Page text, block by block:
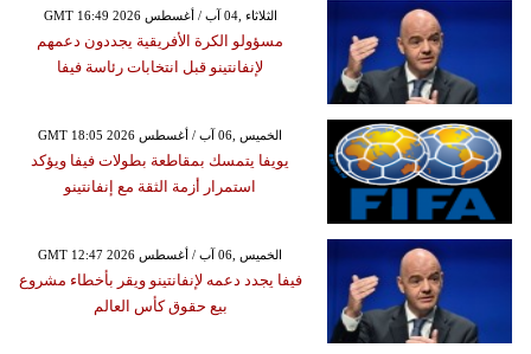
GMT 16:49 2026 الثلاثاء ,04 آب / أغسطس
مسؤولو الكرة الأفريقية يجددون دعمهم
لإنفانتينو قبل انتخابات رئاسة فيفا
GMT 18:05 2026 الخميس ,06 آب / أغسطس
يويفا يتمسك بمقاطعة بطولات فيفا ويؤكد
استمرار أزمة الثقة مع إنفانتينو
GMT 12:47 2026 الخميس ,06 آب / أغسطس
فيفا يجدد دعمه لإنفانتينو ويقر بأخطاء مشروع
بيع حقوق كأس العالم